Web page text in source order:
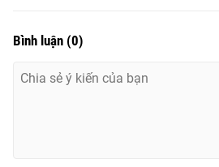
Bình luận (0)